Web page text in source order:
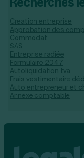
Creation entreprise
Approbation des
Commodat
SAS
Entreprise radiée
Formulaire 2047
Autoliquidation tva
Frais vestimentaire
Auto entrepreneur et
Annexe comptable